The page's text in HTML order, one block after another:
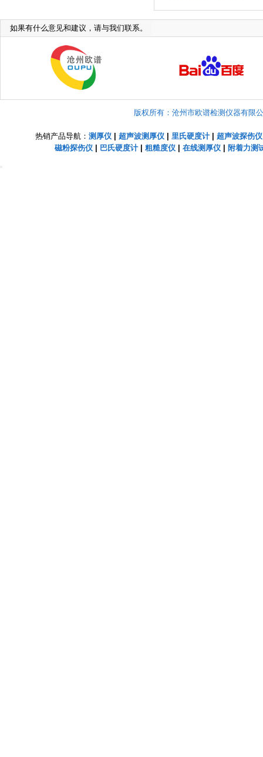
如果有什么意见和建议，请与我们联系。
版权所有：沧州市欧谱检测仪器有限
热销产品导航： 测厚仪 超声波测厚仪 里氏硬度计| 超声波探伤仪
磁粉探伤仪| 巴氏硬度计| 粗糙度仪| 在线测厚仪| 附着力测